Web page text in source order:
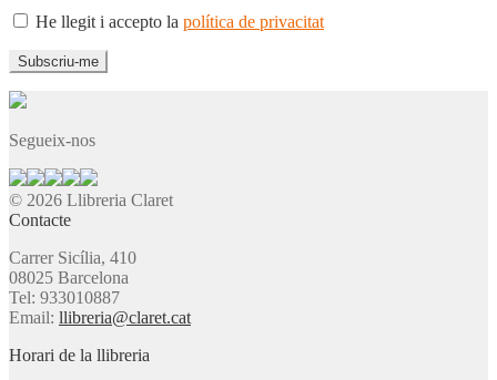
He llegit i accepto la política de privacitat
Segueix-nos
© 2026 Llibreria Claret
Contacte
Carrer Sicília, 410
08025 Barcelona
Tel: 933010887
Email: llibreria@claret.cat
Horari de la llibreria